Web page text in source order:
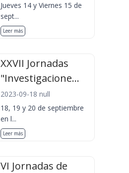
Jueves 14 y Viernes 15 de
sept...
Leer más
XXVII Jornadas
"Investigacione...
2023-09-18 null
18, 19 y 20 de septiembre
en l...
Leer más
VI Jornadas de